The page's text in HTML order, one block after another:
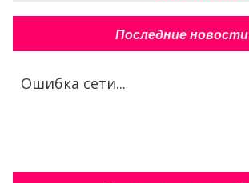
Последние новости
Ошибка сети...